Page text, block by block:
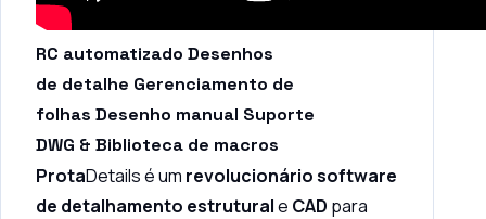
RC automatizado Desenhos
de detalhe Gerenciamento de
folhas Desenho manual Suporte
DWG & Biblioteca de macros
ProtaDetails é um revolucionário software
de detalhamento estruturale CAD para